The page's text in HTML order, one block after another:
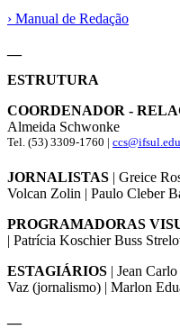
› Manual de Redação
ESTRUTURA
COORDENADOR -
Almeida Schwonke
Tel. (53) 3309-1760 |
JORNALISTAS | Greice
Volcan Zolin | Paulo Cleber
PROGRAMADORAS
| Patrícia Koschier Buss
ESTAGIÁRIOS | Jean
Vaz (jornalismo) | Marlon